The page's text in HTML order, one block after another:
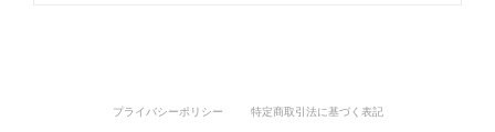
プライバシーポリシー 特定商取引法に基づく表記